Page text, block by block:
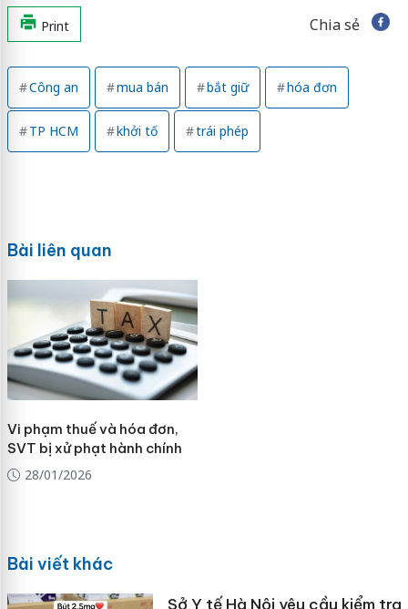
Print Chia sẻ
Công an mua bán bắt giữ hóa đơn
TP HCM khởi tố trái phép
Bài liên quan
Vi phạm thuế và hóa đơn,
SVT bị xử phạt hành chính
28/01/2026
Bài viết khác
Sở Y tế Hà Nội yêu cầu kiểm tra